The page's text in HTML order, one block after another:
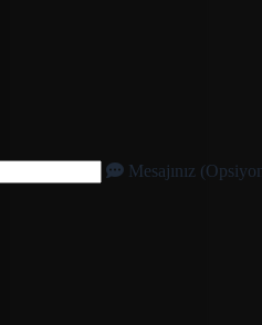
Mesajınız